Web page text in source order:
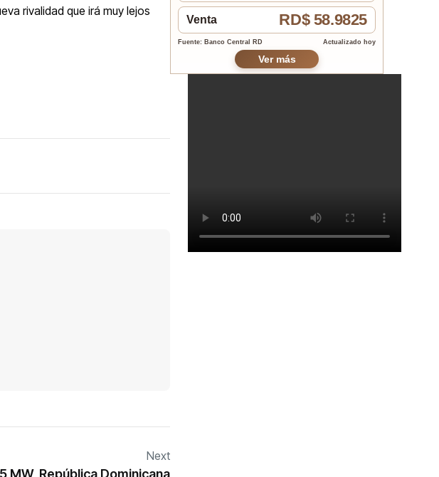
rivalidad que irá muy lejos
Next
MW, República Dominicana
Venta RD$ 58.9825
Fuente: Banco Central RD Actualizado hoy
Ver más